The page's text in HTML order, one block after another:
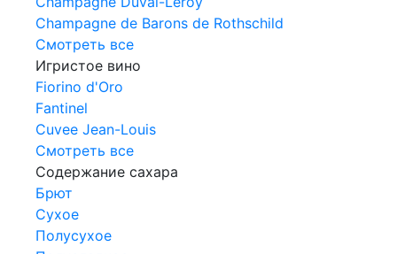
Champagne de Barons de Rothschild
Смотреть все
Игристое вино
Fiorino d'Oro
Fantinel
Cuvee Jean-Louis
Смотреть все
Содержание сахара
Брют
Сухое
Полусухое